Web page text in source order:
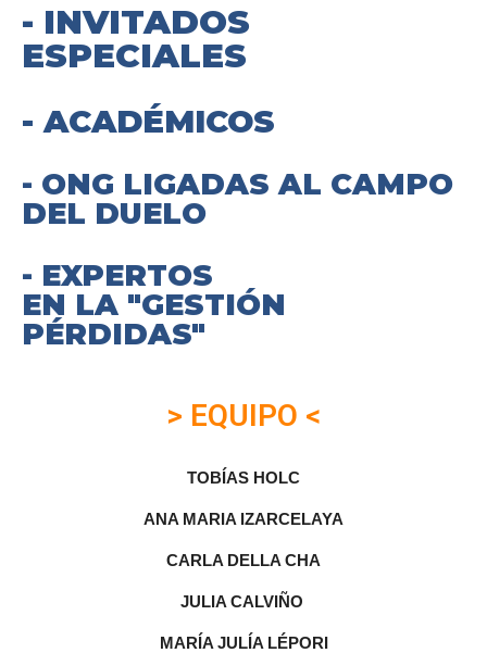
- INVITADOS
ESPECIALES
- ACADÉMICOS
- ONG LIGADAS AL CAMPO
DEL DUELO
- EXPERTOS
EN LA "GESTIÓN
PÉRDIDAS"
> EQUIPO <
TOBÍAS HOLC
ANA MARIA IZARCELAYA
CARLA DELLA CHA
JULIA CALVIÑO
MARÍA JULÍA LÉPORI